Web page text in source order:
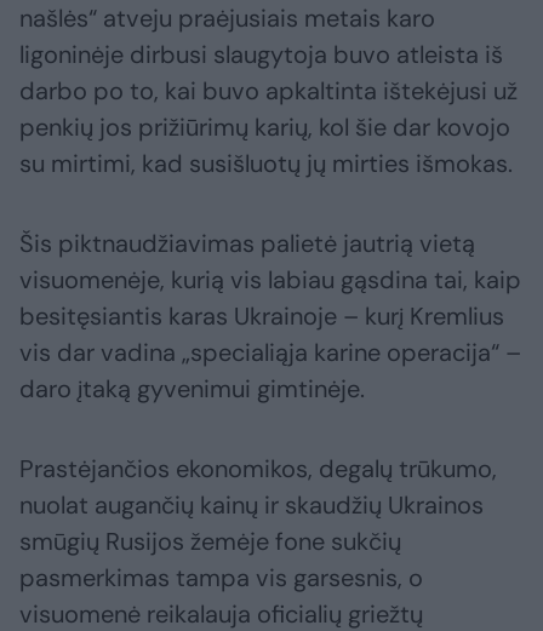
našlės“ atveju praėjusiais metais karo
ligoninėje dirbusi slaugytoja buvo atleista iš
darbo po to, kai buvo apkaltinta ištekėjusi už
penkių jos prižiūrimų karių, kol šie dar kovojo
su mirtimi, kad susišluotų jų mirties išmokas.
Šis piktnaudžiavimas palietė jautrią vietą
visuomenėje, kurią vis labiau gąsdina tai, kaip
besitęsiantis karas Ukrainoje – kurį Kremlius
vis dar vadina „specialiąja karine operacija“ –
daro įtaką gyvenimui gimtinėje.
Prastėjančios ekonomikos, degalų trūkumo,
nuolat augančių kainų ir skaudžių Ukrainos
smūgių Rusijos žemėje fone sukčių
pasmerkimas tampa vis garsesnis, o
visuomenė reikalauja oficialių griežtų